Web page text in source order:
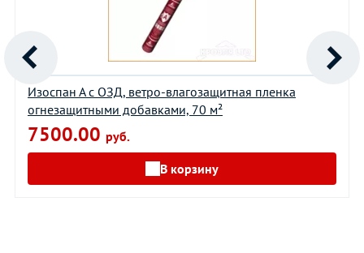
Изоспан А с ОЗД, ветро-влагозащитная пленка
огнезащитными добавками, 70 м²
7500.00 руб.
В корзину